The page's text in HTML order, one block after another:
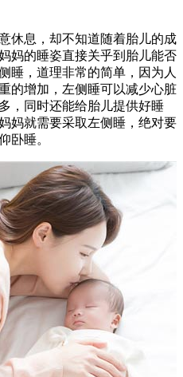
休息，却不知道随着胎儿的成
妈的睡姿直接关乎到胎儿能否
睡，道理非常的简单，因为人
的增加，左侧睡可以减少心脏
，同时还能给胎儿提供好睡
妈就需要采取左侧睡，绝对要
卧睡。